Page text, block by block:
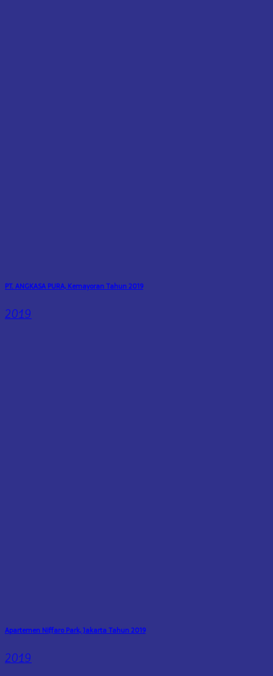
PT. ANGKASA PURA, Kemayoran Tahun 2019
2019
Apartemen Niffaro Park, Jakarta Tahun 2019
2019